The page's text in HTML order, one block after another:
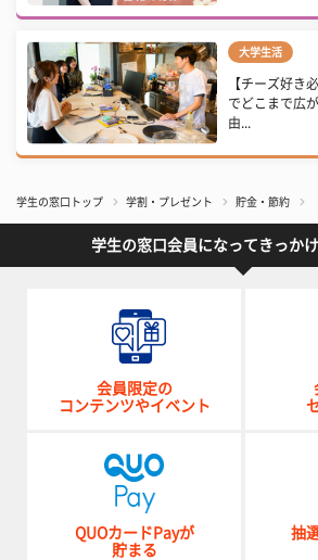
大学生活
【チーズ好き
でどこまで広
由...
学生の窓口トップ 学割・プレゼント 貯金・節約
学生の窓口会員になってきっか
会員限定の
コンテンツやイベント
QUOカードPayが
貯まる
抽